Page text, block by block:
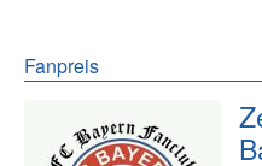
Fanpreis